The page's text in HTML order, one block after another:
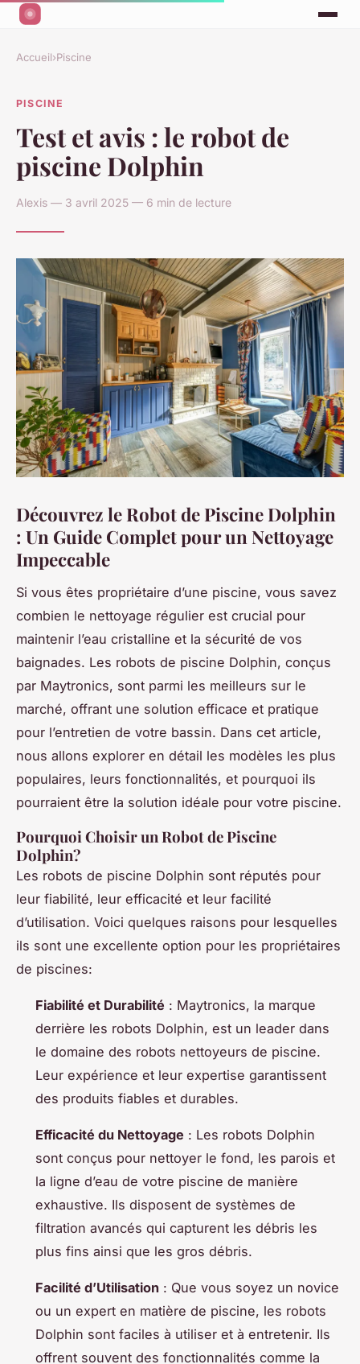
Accueil›Piscine
PISCINE
Test et avis : le robot de
piscine Dolphin
Alexis — 3 avril 2025 — 6 min de lecture
Découvrez le Robot de Piscine Dolphin
: Un Guide Complet pour un Nettoyage
Impeccable
Si vous êtes propriétaire d’une piscine, vous savez
combien le nettoyage régulier est crucial pour
maintenir l’eau cristalline et la sécurité de vos
baignades. Les robots de piscine Dolphin, conçus
par Maytronics, sont parmi les meilleurs sur le
marché, offrant une solution efficace et pratique
pour l’entretien de votre bassin. Dans cet article,
nous allons explorer en détail les modèles les plus
populaires, leurs fonctionnalités, et pourquoi ils
pourraient être la solution idéale pour votre piscine.
Pourquoi Choisir un Robot de Piscine
Dolphin?
Les robots de piscine Dolphin sont réputés pour
leur fiabilité, leur efficacité et leur facilité
d’utilisation. Voici quelques raisons pour lesquelles
ils sont une excellente option pour les propriétaires
de piscines:
Fiabilité et Durabilité : Maytronics, la marque
derrière les robots Dolphin, est un leader dans
le domaine des robots nettoyeurs de piscine.
Leur expérience et leur expertise garantissent
des produits fiables et durables.
Efficacité du Nettoyage : Les robots Dolphin
sont conçus pour nettoyer le fond, les parois et
la ligne d’eau de votre piscine de manière
exhaustive. Ils disposent de systèmes de
filtration avancés qui capturent les débris les
plus fins ainsi que les gros débris.
Facilité d’Utilisation : Que vous soyez un novice
ou un expert en matière de piscine, les robots
Dolphin sont faciles à utiliser et à entretenir. Ils
offrent souvent des fonctionnalités comme la